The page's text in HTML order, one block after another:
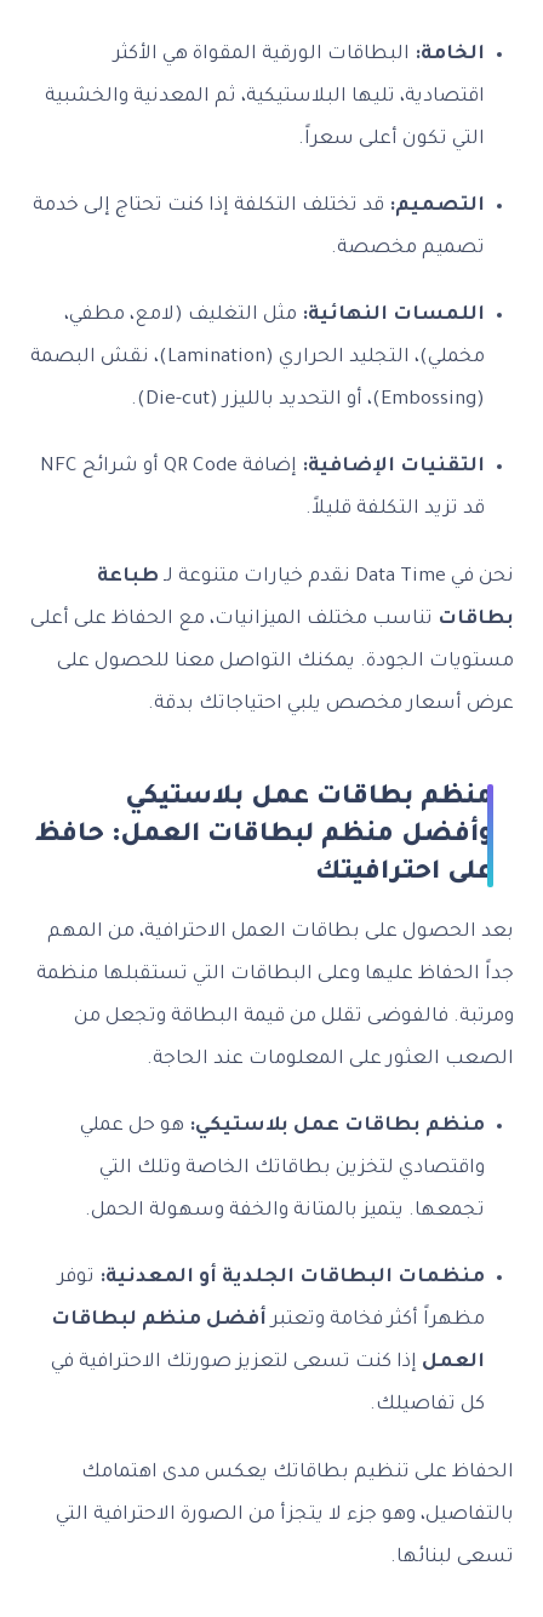
البطاقات الورقية المقواة هي الأكثر
تليها البلاستيكية، ثم المعدنية والخشبية
تكون أعلى سعراً.
قد تختلف التكلفة إذا كنت تحتاج إلى خدمة
مخصصة.
النهائية:مثل التغليف (لامع، مطفي،
مخملي)، التجليد الحراري (Lamination)، نقش البصمة
الإضافية: إضافة QR Code أو شرائح NFC
تزيد التكلفة قليلاً.
طباعة
تناسب مختلف الميزانيات، مع الحفاظ على أعلى
الجودة. يمكنك التواصل معنا للحصول على
مخصص يلبي احتياجاتك بدقة.
بطاقات عمل بلاستيكي
منظم لبطاقات العمل: حافظ
احترافيتك
على بطاقات العمل الاحترافية، من المهم
عليها وعلى البطاقات التي تستقبلها منظمة
فالفوضى تقلل من قيمة البطاقة وتجعل من
العثور على المعلومات عند الحاجة.
بطاقات عمل بلاستيكي:هو حل عملي
لتخزين بطاقاتك الخاصة وتلك التي
يتميز بالمتانة والخفة وسهولة الحمل.
البطاقات الجلدية أو المعدنية:توفر
أكثر فخامة وتعتبرأفضل منظم لبطاقات
إذا كنت تسعى لتعزيز صورتك الاحترافية في
تفاصيلك.
على تنظيم بطاقاتك يعكس مدى اهتمامك
وهو جزء لا يتجزأ من الصورة الاحترافية التي